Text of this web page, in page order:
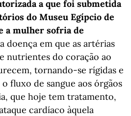
a que foi submetida
do Museu Egípcio de
a mulher sofria de
doença em que as artérias
nutrientes do coração ao
tornando-se rígidas e
fluxo de sangue aos órgãos
que hoje tem tratamento,
cardíaco àquela